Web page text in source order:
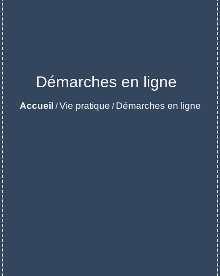
Démarches en ligne
Accueil /Vie pratique / Démarches en ligne